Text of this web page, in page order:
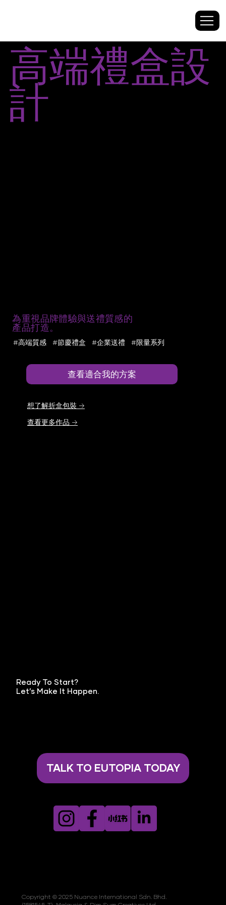
高端禮盒設
計
為重視品牌體驗與送禮質感的
產品打造。
#高端質感 #節慶禮盒 #企業送禮 #限量系列
查看適合我的方案
想了解折盒包裝 →
查看更多作品 →
Ready To Start?
Let’s Make It Happen.
TALK TO EUTOPIA TODAY
Copyright © 2025 Nuance International Sdn. Bhd.